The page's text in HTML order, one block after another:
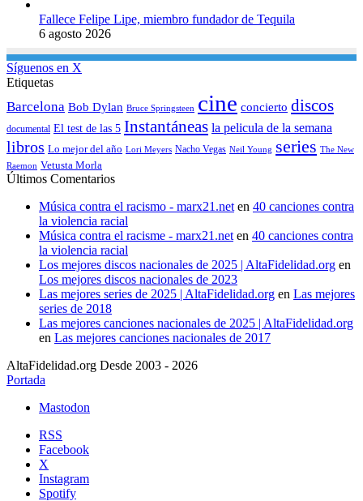
Fallece Felipe Lipe, miembro fundador de Tequila
6 agosto 2026
Síguenos en X
Etiquetas
Barcelona Bob Dylan Bruce Springsteen cine concierto discos
documental El test de las 5 Instantáneas la pelicula de la semana
libros Lo mejor del año Lori Meyers Nacho Vegas Neil Young series The New
Raemon Vetusta Morla
Últimos Comentarios
Música contra el racismo - marx21.net en 40 canciones contra
la violencia racial
Música contra el racisme - marx21.net en 40 canciones contra
la violencia racial
Los mejores discos nacionales de 2025 | AltaFidelidad.org en
Los mejores discos nacionales de 2023
Las mejores series de 2025 | AltaFidelidad.org en Las mejores
series de 2018
Las mejores canciones nacionales de 2025 | AltaFidelidad.org
en Las mejores canciones nacionales de 2017
AltaFidelidad.org Desde 2003 - 2026
Portada
Mastodon
RSS
Facebook
X
Instagram
Spotify